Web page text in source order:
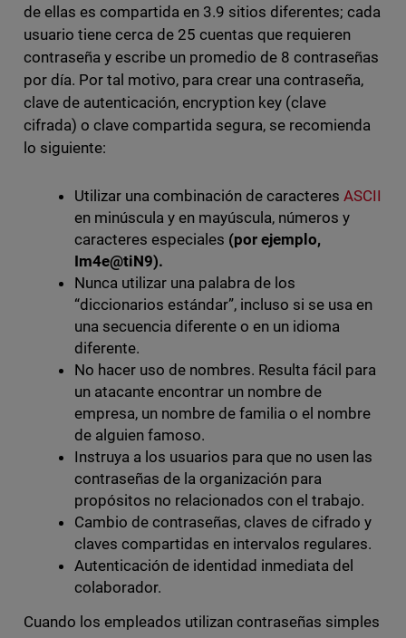
de ellas es compartida en 3.9 sitios diferentes; cada
usuario tiene cerca de 25 cuentas que requieren
contraseña y escribe un promedio de 8 contraseñas
por día. Por tal motivo, para crear una contraseña,
clave de autenticación, encryption key (clave
cifrada) o clave compartida segura, se recomienda
lo siguiente:
Utilizar una combinación de caracteresASCII
en minúscula y en mayúscula, números y
caracteres especiales (por ejemplo,
Im4e@tiN9).
Nunca utilizar una palabra de los
“diccionarios estándar”, incluso si se usa en
una secuencia diferente o en un idioma
diferente.
No hacer uso de nombres. Resulta fácil para
un atacante encontrar un nombre de
empresa, un nombre de familia o el nombre
de alguien famoso.
Instruya a los usuarios para que no usen las
contraseñas de la organización para
propósitos no relacionados con el trabajo.
Cambio de contraseñas, claves de cifrado y
claves compartidas en intervalos regulares.
Autenticación de identidad inmediata del
colaborador.
Cuando los empleados utilizan contraseñas simples